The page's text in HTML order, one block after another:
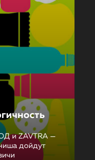
и ZAVTRA —
дойдут